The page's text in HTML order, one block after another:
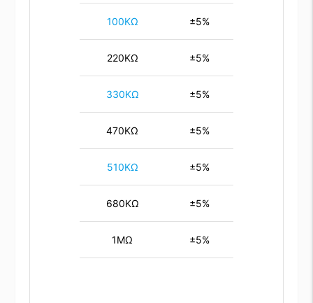
100KΩ ±5%
220KΩ ±5%
330KΩ ±5%
470KΩ ±5%
510KΩ ±5%
680KΩ ±5%
1MΩ ±5%